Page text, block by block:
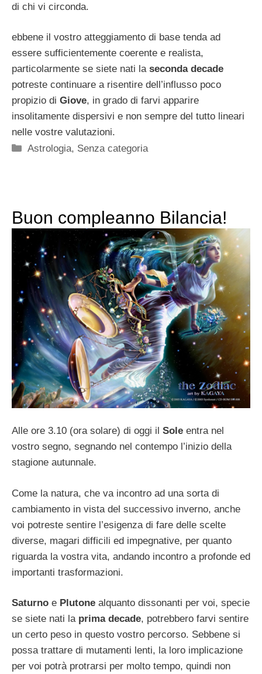
di chi vi circonda.
ebbene il vostro atteggiamento di base tenda ad
essere sufficientemente coerente e realista,
particolarmente se siete nati la seconda decade
potreste continuare a risentire dell’influsso poco
propizio di Giove, in grado di farvi apparire
insolitamente dispersivi e non sempre del tutto lineari
nelle vostre valutazioni.
Categorie
Astrologia, Senza categoria
Buon compleanno Bilancia!
Alle ore 3.10 (ora solare) di oggi il Sole entra nel
vostro segno, segnando nel contempo l’inizio della
stagione autunnale.
Come la natura, che va incontro ad una sorta di
cambiamento in vista del successivo inverno, anche
voi potreste sentire l’esigenza di fare delle scelte
diverse, magari difficili ed impegnative, per quanto
riguarda la vostra vita, andando incontro a profonde ed
importanti trasformazioni.
Saturno e Plutone alquanto dissonanti per voi, specie
se siete nati la prima decade, potrebbero farvi sentire
un certo peso in questo vostro percorso. Sebbene si
possa trattare di mutamenti lenti, la loro implicazione
per voi potrà protrarsi per molto tempo, quindi non